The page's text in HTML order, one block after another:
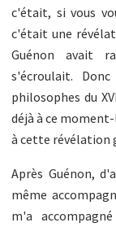
c'était, si vous
c'était une
Guénon avait
s'écroulait.
philosophes du
déjà à ce
à cette révélation
Après Guénon,
même
m'a